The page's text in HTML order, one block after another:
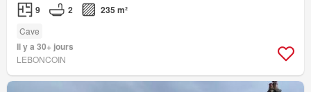
9 2 235 m²
Cave
Il y a 30+ jours
LEBONCOIN